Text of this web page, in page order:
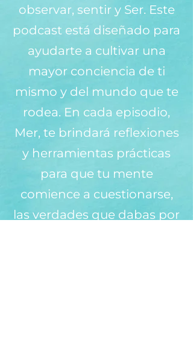
observar, sentir y Ser. Este
podcast está diseñado para
ayudarte a cultivar una
mayor conciencia de ti
mismo y del mundo que te
rodea. En cada episodio,
Mer, te brindará reflexiones
y herramientas prácticas
para que tu mente
comience a cuestionarse,
las verdades que dabas por